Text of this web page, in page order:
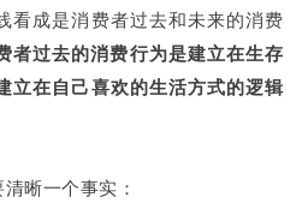
看成是消费者过去和未来的消费
者过去的消费行为是建立在生存
立在自己喜欢的生活方式的逻辑
晰一个事实：